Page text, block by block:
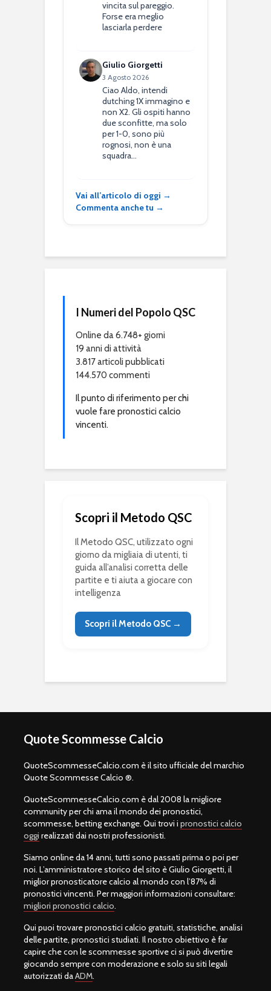
vincita sul pareggio.
Forse era meglio
lasciarla perdere
Giulio Giorgetti
3 Agosto 2026
Ciao Aldo, intendi
dutching 1X immagino e
non X2. Gli ospiti hanno
due sconfitte, ma solo
per 1-0, sono più
rognosi, non è una
squadra…
Vai all’articolo di oggi →
Commenta anche tu →
I Numeri del Popolo QSC
Online da 6.748+ giorni
19 anni di attività
3.817 articoli pubblicati
144.570 commenti
Il punto di riferimento per chi
vuole fare pronostici calcio
vincenti.
Scopri il Metodo QSC
Il Metodo QSC, utilizzato ogni
giorno da migliaia di utenti, ti
guida all’analisi corretta delle
partite e ti aiuta a giocare con
intelligenza
Scopri il Metodo QSC →
Quote Scommesse Calcio
QuoteScommesseCalcio.com è il sito ufficiale del marchio
Quote Scommesse Calcio ®.
QuoteScommesseCalcio.com è dal 2008 la migliore
community per chi ama il mondo dei pronostici,
scommesse, betting exchange. Qui trovi i pronostici calcio
oggi realizzati dai nostri professionisti.
Siamo online da 14 anni, tutti sono passati prima o poi per
noi. L’amministratore storico del sito è Giulio Giorgetti, il
miglior pronosticatore calcio al mondo con l’87% di
pronostici vincenti. Per maggiori informazioni consultare:
migliori pronostici calcio.
Qui puoi trovare pronostici calcio gratuiti, statistiche, analisi
delle partite, pronostici studiati. Il nostro obiettivo è far
capire che con le scommesse sportive ci si può divertire
giocando sempre con moderazione e solo su siti legali
autorizzati daADM.